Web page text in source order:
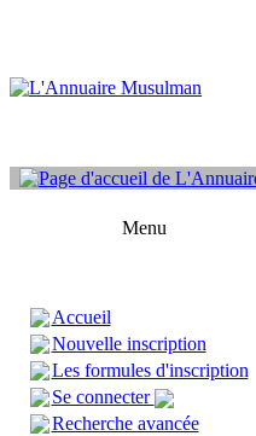
Menu
Accueil
Nouvelle inscription
Les formules d'inscription
Se connecter
Recherche avancée